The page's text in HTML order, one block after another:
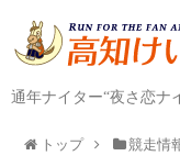
通年ナイター“夜さ恋ナ
トップ 競走情